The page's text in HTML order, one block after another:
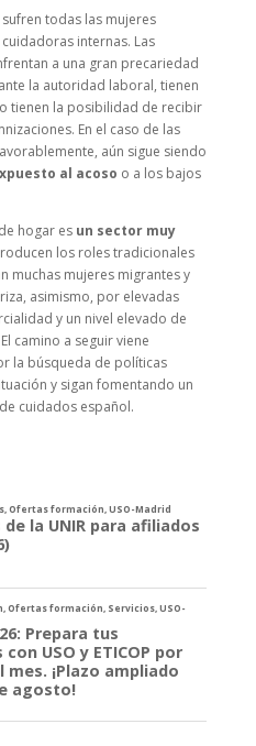
todas las mujeres
internas. Las
a una gran precariedad
la autoridad laboral, tienen
tienen la posibilidad de recibir
En el caso de las
aún sigue siendo
al acoso o a los bajos
hogar es un sector muy
los roles tradicionales
muchas mujeres migrantes y
asimismo, por elevadas
y un nivel elevado de
camino a seguir viene
la búsqueda de políticas
y sigan fomentando un
cuidados español.